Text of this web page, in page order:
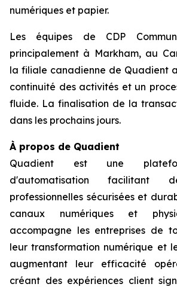
numériques et papier.
Les équipes de CDP
principalement à Markham, au
la filiale canadienne de Quadient
continuité des activités et un
fluide. La finalisation de la
dans les prochains jours.
À propos de Quadient
Quadient est une
d'automatisation facilitant
professionnelles sécurisées et
canaux numériques et
accompagne les entreprises de
leur transformation numérique et
augmentant leur efficacité
créant des expériences client